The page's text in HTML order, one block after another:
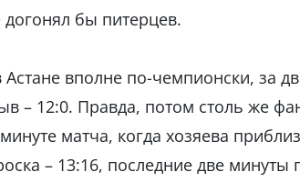
бы питерцев.
Астане вполне по-чемпионски, за
– 12:0. Правда, потом столь же
матча, когда хозяева
– 13:16, последние две